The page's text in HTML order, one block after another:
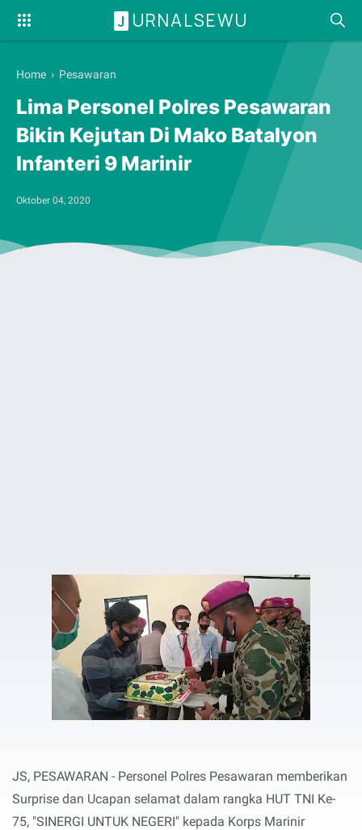
J URNALSEWU
Home › Pesawaran
Lima Personel Polres Pesawaran
Bikin Kejutan Di Mako Batalyon
Infanteri 9 Marinir
Oktober 04, 2020
JS, PESAWARAN - Personel Polres Pesawaran memberikan
Surprise dan Ucapan selamat dalam rangka HUT TNI Ke-
75, "SINERGI UNTUK NEGERI" kepada Korps Marinir